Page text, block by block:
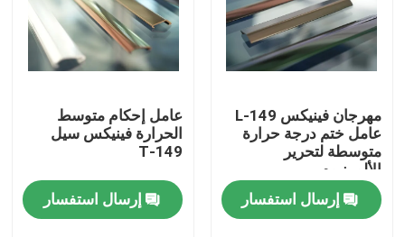
منتجات
فيديوهات
معلومات عنا
جولة في المصنع
مهرجان فينيكس 149-L
عامل ختم درجة حرارة
متوسطة لتحرير
الألومنيوم
إرسال استفسار
عامل إحكام متوسط
الحرارة فينيكس سيل
149-T
إرسال استفسار